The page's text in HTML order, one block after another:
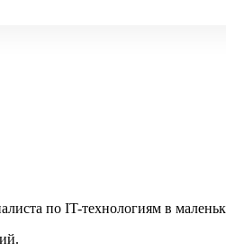
по IT-технологиям в